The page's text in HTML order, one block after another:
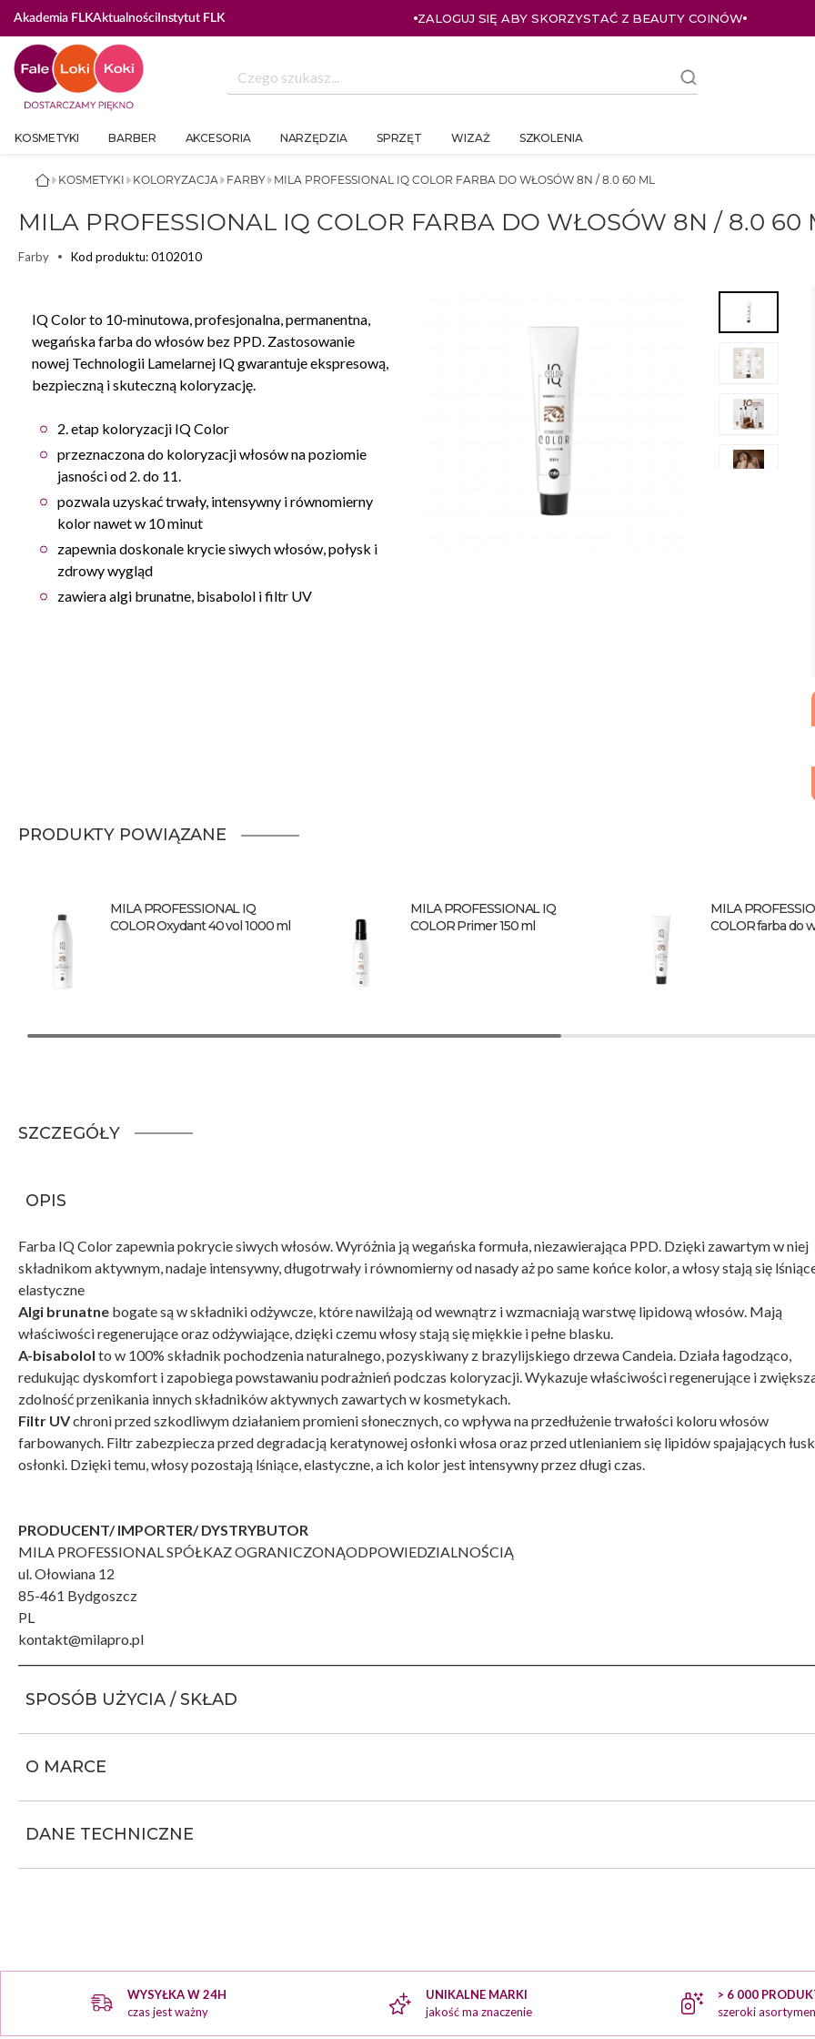
Akademia FLKAktualnościInstytut FLK ZALOGUJ SIĘ ABY SKORZYSTAĆ Z BEAUTY COINÓW
KOSMETYKI BARBER AKCESORIA NARZĘDZIA SPRZĘT WIZAŻ SZKOLENIA
MILA PROFESSIONAL IQ COLOR FARBA DO WŁOSÓW 8N / 8.0 60 ML
FARBY
KOLORYZACJA
KOSMETYKI
MILA PROFESSIONAL IQ COLOR FARBA DO WŁOSÓW 8N / 8.0 60
Farby Kod produktu: 0102010
IQ Color to 10-minutowa, profesjonalna, permanentna,
wegańska farba do włosów bez PPD. Zastosowanie
nowej Technologii Lamelarnej IQ gwarantuje ekspresową,
bezpieczną i skuteczną koloryzację.
2. etap koloryzacji IQ Color
przeznaczona do koloryzacji włosów na poziomie
jasności od 2. do 11.
pozwala uzyskać trwały, intensywny i równomierny
kolor nawet w 10 minut
zapewnia doskonale krycie siwych włosów, połysk i
zdrowy wygląd
zawiera algi brunatne, bisabolol i filtr UV
PRODUKTY POWIĄZANE
MILA PROFESSIONAL IQ
COLOR Oxydant 40 vol 1000 ml
MILA PROFESSIONAL IQ
COLOR Primer 150 ml
MILA
COLOR farba do
SZCZEGÓŁY
OPIS
Farba IQ Color zapewnia pokrycie siwych włosów. Wyróżnia ją wegańska formuła, niezawierająca PPD. Dzięki zawartym w niej
składnikom aktywnym, nadaje intensywny, długotrwały i równomierny od nasady aż po same końce kolor, a włosy stają się
elastyczne
Algi brunatne bogate są w składniki odżywcze, które nawilżają od wewnątrz i wzmacniają warstwę lipidową włosów. Mają
właściwości regenerujące oraz odżywiające, dzięki czemu włosy stają się miękkie i pełne blasku.
A-bisabolol to w 100% składnik pochodzenia naturalnego, pozyskiwany z brazylijskiego drzewa Candeia. Działa łagodząco,
redukując dyskomfort i zapobiega powstawaniu podrażnień podczas koloryzacji. Wykazuje właściwości regenerujące i
zdolność przenikania innych składników aktywnych zawartych w kosmetykach.
Filtr UVchroni przed szkodliwym działaniem promieni słonecznych, co wpływa na przedłużenie trwałości koloru włosów
farbowanych. Filtr zabezpiecza przed degradacją keratynowej osłonki włosa oraz przed utlenianiem się lipidów spajających
osłonki. Dzięki temu, włosy pozostają lśniące, elastyczne, a ich kolor jest intensywny przez długi czas.
PRODUCENT/ IMPORTER/ DYSTRYBUTOR
MILA PROFESSIONAL SPÓŁKAZ OGRANICZONĄODPOWIEDZIALNOŚCIĄ
ul. Ołowiana 12
85-461 Bydgoszcz
PL
kontakt@milapro.pl
SPOSÓB UŻYCIA / SKŁAD
O MARCE
DANE TECHNICZNE
WYSYŁKA W 24H
czas jest ważny
UNIKALNE MARKI
jakość ma znaczenie
> 6 000
szeroki